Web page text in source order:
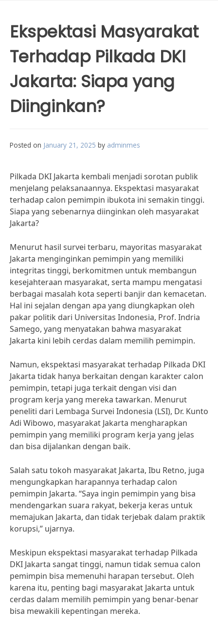
Ekspektasi Masyarakat
Terhadap Pilkada DKI
Jakarta: Siapa yang
Diinginkan?
Posted on January 21, 2025 by adminmes
Pilkada DKI Jakarta kembali menjadi sorotan publik
menjelang pelaksanaannya. Ekspektasi masyarakat
terhadap calon pemimpin ibukota ini semakin tinggi.
Siapa yang sebenarnya diinginkan oleh masyarakat
Jakarta?
Menurut hasil survei terbaru, mayoritas masyarakat
Jakarta menginginkan pemimpin yang memiliki
integritas tinggi, berkomitmen untuk membangun
kesejahteraan masyarakat, serta mampu mengatasi
berbagai masalah kota seperti banjir dan kemacetan.
Hal ini sejalan dengan apa yang diungkapkan oleh
pakar politik dari Universitas Indonesia, Prof. Indria
Samego, yang menyatakan bahwa masyarakat
Jakarta kini lebih cerdas dalam memilih pemimpin.
Namun, ekspektasi masyarakat terhadap Pilkada DKI
Jakarta tidak hanya berkaitan dengan karakter calon
pemimpin, tetapi juga terkait dengan visi dan
program kerja yang mereka tawarkan. Menurut
peneliti dari Lembaga Survei Indonesia (LSI), Dr. Kunto
Adi Wibowo, masyarakat Jakarta mengharapkan
pemimpin yang memiliki program kerja yang jelas
dan bisa dijalankan dengan baik.
Salah satu tokoh masyarakat Jakarta, Ibu Retno, juga
mengungkapkan harapannya terhadap calon
pemimpin Jakarta. “Saya ingin pemimpin yang bisa
mendengarkan suara rakyat, bekerja keras untuk
memajukan Jakarta, dan tidak terjebak dalam praktik
korupsi,” ujarnya.
Meskipun ekspektasi masyarakat terhadap Pilkada
DKI Jakarta sangat tinggi, namun tidak semua calon
pemimpin bisa memenuhi harapan tersebut. Oleh
karena itu, penting bagi masyarakat Jakarta untuk
cerdas dalam memilih pemimpin yang benar-benar
bisa mewakili kepentingan mereka.